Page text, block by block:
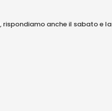
rispondiamo anche il sabato e la